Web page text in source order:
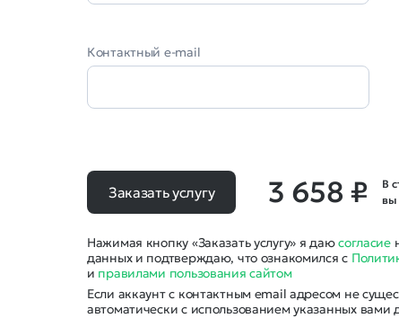
Контактный e-mail
Заказать услугу 3 658 ₽
В
вы
Нажимая кнопку «Заказать услугу» я даюсогласие
данных и подтверждаю, что ознакомился с
и правилами пользования сайтом
Если аккаунт с контактным email адресом не
автоматически с использованием указанных вами